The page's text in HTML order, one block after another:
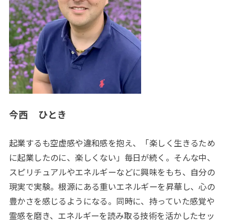
今西 ひとき
起業するも空虚感や違和感を抱え、「楽しく生きるため
に起業したのに、楽しくない」毎日が続く。そんな中、
スピリチュアルやエネルギーなどに興味をもち、自分の
現実で実験。根源にある重いエネルギーを昇華し、心の
豊かさを感じるようになる。同時に、持っていた感覚や
霊感を磨き、エネルギーを読み取る技術を活かしたセッ